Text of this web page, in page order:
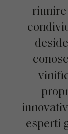
riunire
esperti